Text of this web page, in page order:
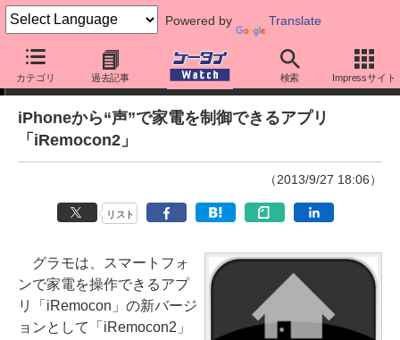
Powered by Translate
カテゴリ 過去記事 検索 Impressサイト
ニュース
iPhoneから“声”で家電を制御できるアプリ
「iRemocon2」
（2013/9/27 18:06）
リスト
グラモは、スマートフォ
ンで家電を操作できるアプ
リ「iRemocon」の新バージ
ョンとして「iRemocon2」